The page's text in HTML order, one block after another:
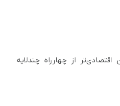
از چهارراه چندلایه